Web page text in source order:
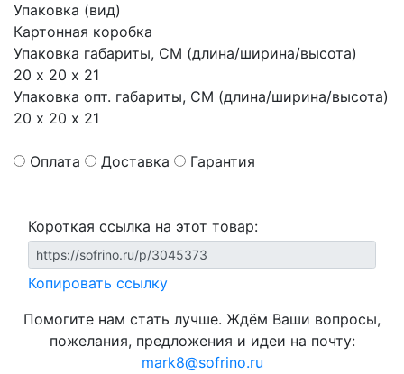
Упаковка (вид)
Картонная коробка
Упаковка габариты, СМ (длина/ширина/высота)
20 х 20 х 21
Упаковка опт. габариты, СМ (длина/ширина/высота)
20 х 20 х 21
Оплата Доставка Гарантия
Короткая ссылка на этот товар:
Копировать ссылку
Помогите нам стать лучше. Ждём Ваши вопросы,
пожелания, предложения и идеи на почту:
mark8@sofrino.ru